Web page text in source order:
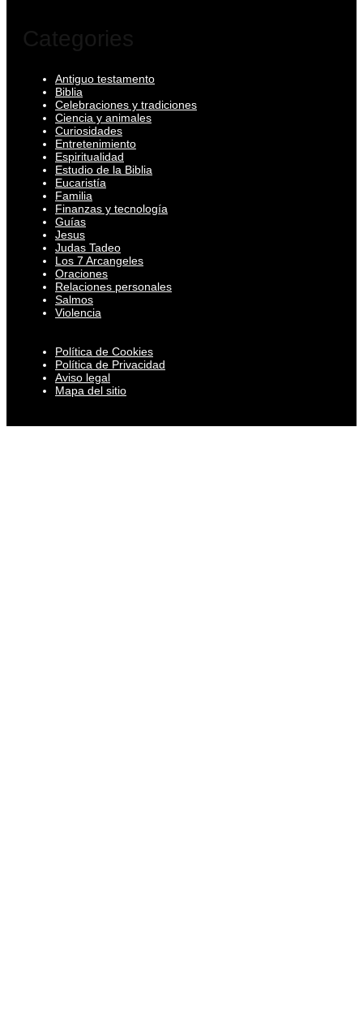
Categories
Antiguo testamento
Biblia
Celebraciones y tradiciones
Ciencia y animales
Curiosidades
Entretenimiento
Espiritualidad
Estudio de la Biblia
Eucaristía
Familia
Finanzas y tecnología
Guías
Jesus
Judas Tadeo
Los 7 Arcangeles
Oraciones
Relaciones personales
Salmos
Violencia
Política de Cookies
Política de Privacidad
Aviso legal
Mapa del sitio